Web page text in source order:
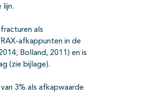
lijn.
als
afkappunten in de
Bolland, 2011) en is
(zie bijlage).
3% als afkapwaarde